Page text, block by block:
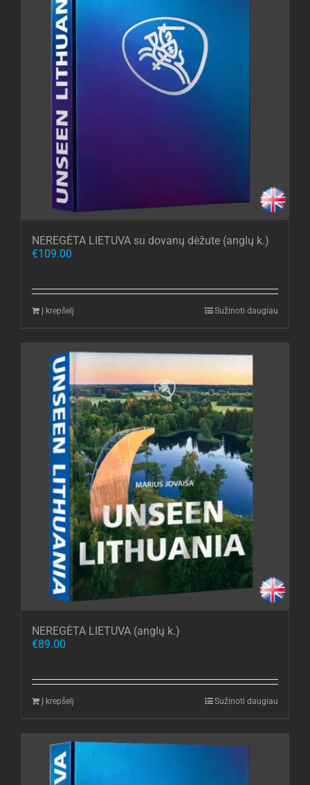
NEREGĖTA LIETUVA su dovanų dėžute (anglų k.)
€109.00
Į krepšelį Sužinoti daugiau
NEREGĖTA LIETUVA (anglų k.)
€89.00
Į krepšelį Sužinoti daugiau